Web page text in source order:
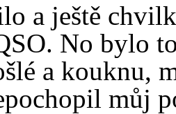
a ještě
No bylo
a kouknu,
můj